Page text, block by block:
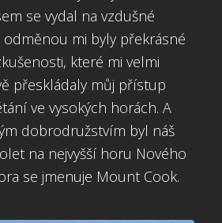
se vydal na vzdušné
mi byly překrásné
které mi velmi
přeskládaly můj přístup
ve vysokých horách. A
dobrodružstvím byl náš
na nejvyšší horu Nového
se jmenuje Mount Cook.